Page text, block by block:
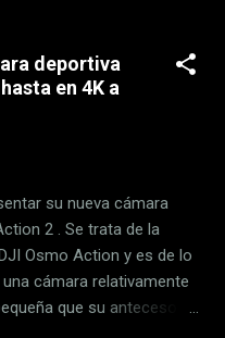
anunciado la solución y
CarLink es una
el año que viene. Oppo
el teléfono con nuestro
es el de crear
software interconectada
, principalmente
válido para
deportiva
en 4K a
su nueva cámara
2 . Se trata de la
Osmo Action y es de lo
cámara relativamente
que su antecesora,